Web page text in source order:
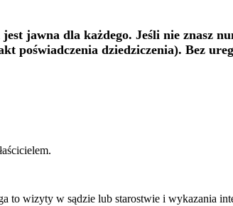
jawna dla każdego. Jeśli nie znasz
poświadczenia dziedziczenia). Bez
to wizyty w sądzie lub starostwie i wykazania